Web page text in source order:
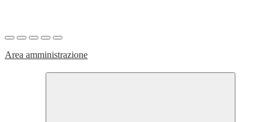
Area amministrazione